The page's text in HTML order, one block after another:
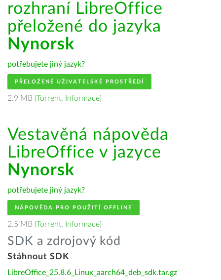
rozhraní LibreOffice
přeložené do jazyka
Nynorsk
potřebujete jiný jazyk?
PŘELOŽENÉ UŽIVATELSKÉ PROSTŘEDÍ
2.9 MB (Torrent, Informace)
Vestavěná nápověda
LibreOffice v jazyce
Nynorsk
potřebujete jiný jazyk?
NÁPOVĚDA PRO POUŽITÍ OFFLINE
2.5 MB (Torrent, Informace)
SDK a zdrojový kód
Stáhnout SDK
LibreOffice_25.8.6_Linux_aarch64_deb_sdk.tar.gz